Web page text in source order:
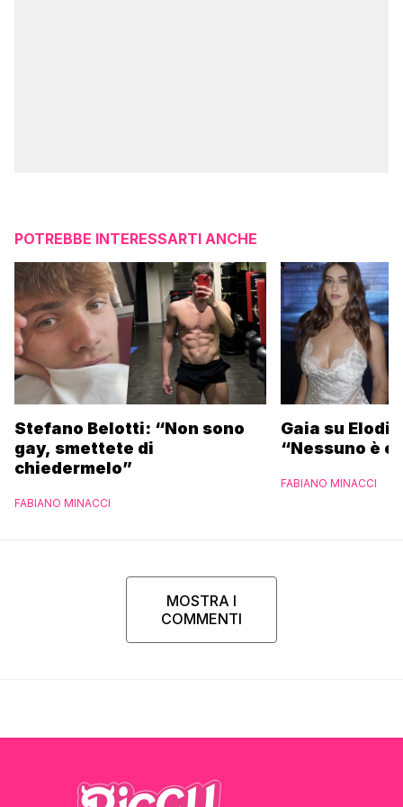
POTREBBE INTERESSARTI ANCHE
Stefano Belotti: “Non sono
gay, smettete di
chiedermelo”
FABIANO MINACCI
Gaia su
“Nessuno è
FABIANO MINACCI
MOSTRA I
COMMENTI